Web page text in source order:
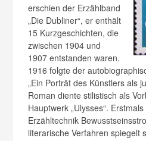
erschien der Erzählband
„Die Dubliner“, er enthält
15 Kurzgeschichten, die
zwischen 1904 und
1907 entstanden waren.
1916 folgte der
„Ein Porträt des Künstlers als
Roman diente stilistisch als
Hauptwerk „Ulysses“.
Erzähltechnik
literarische Verfahren spiegelt